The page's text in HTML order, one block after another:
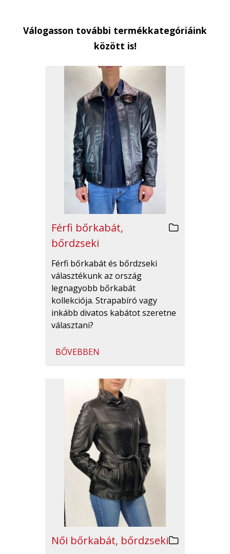
Válogasson további termékkategóriáink
között is!
Férfi bőrkabát,
bőrdzseki
Férfi bőrkabát és bőrdzseki
választékunk az ország
legnagyobb bőrkabát
kollekciója. Strapabíró vagy
inkább divatos kabátot szeretne
választani?
BŐVEBBEN
Női bőrkabát, bőrdzseki